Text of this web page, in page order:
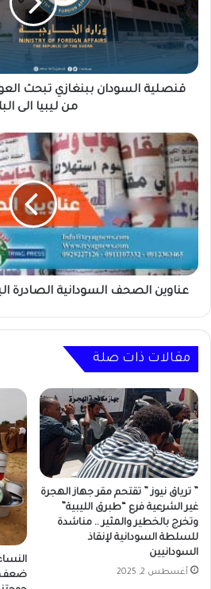
العودة
الطوعية
للمهاجرين
ليبيا
قنصلية السودان ببنغازي تبحث
من ليبيا الى
عناوين
الصحف
السودانية
الصادرة
اليوم
الاحد
مارس
٢٠٢٢م
عناوين الصحف السودانية الصادرة اليوم الاحد
مقالات ذات صلة
” ترياق نيوز ” تقتحم مقر جهاز الهجرة
غير الشرعية فرع “طبرق الليبية”
وتخرج بالخطير والمثير .. مناشدة
للسلطة السودانية لإنقاذ
السودانيين
أغسطس 2, 2025
ضعف